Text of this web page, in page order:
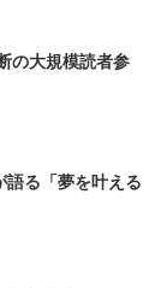
の大規模読者参
る「夢を叶える